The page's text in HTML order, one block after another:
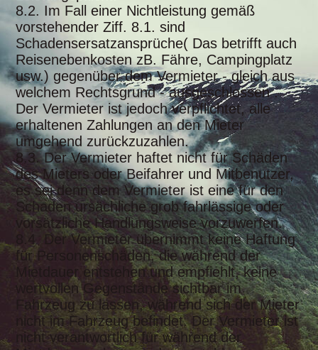
8.2. Im Fall einer Nichtleistung gemäß
vorstehender Ziff. 8.1. sind
Schadensersatzansprüche( Das betrifft auch
Reisenebenkosten zB. Fähre, Campingplatz
usw.) gegenüber dem Vermieter - gleich aus
welchem Rechtsgrund - ausgeschlossen .
Der Vermieter ist jedoch verpflichtet, alle
erhaltenen Zahlungen an den Mieter
umgehend zurückzuzahlen.
8.3. Der Vermieter haftet nicht für Schäden
des Mieters oder Beifahrer und Mitbenutzer,
es sei denn dem Vermieter ist eine für den
Schaden ursächliche grob fahrlässige oder
vorsätzliche Handlungsweise vorzuwerfen.
8.4 Der Vermieter übernimmt keine Haftung
für Personenschäden, die während der
Mietdauer entstehen und empfiehlt, keine
wertvollen Gegenstände sichtbar im
Fahrzeug zu lassen, während sich der Mieter
nicht im Fahrzeug befindet. Der Vermieter ist
nicht verantwortlich für während der